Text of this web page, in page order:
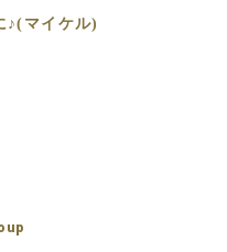
♪(マイケル)